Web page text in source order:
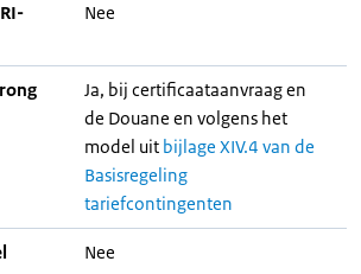
Nee
Ja, bij certificaataanvraag en
de Douane en volgens het
model uit bijlage XIV.4 van de
Basisregeling
tariefcontingenten
Nee